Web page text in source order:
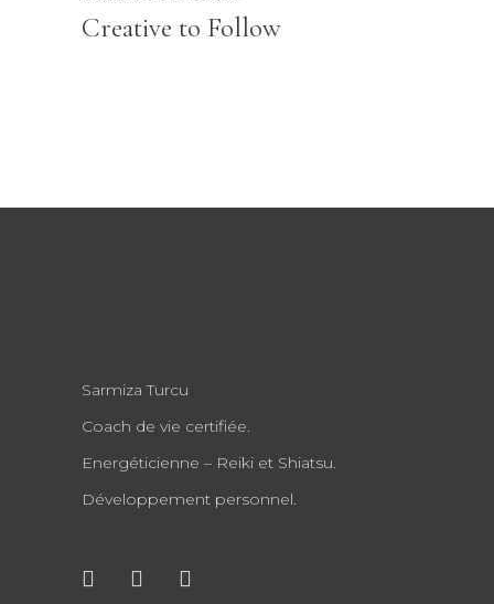
Creative to Follow
Sarmiza Turcu
Coach de vie certifiée.
Energéticienne – Reiki et Shiatsu.
Développement personnel.